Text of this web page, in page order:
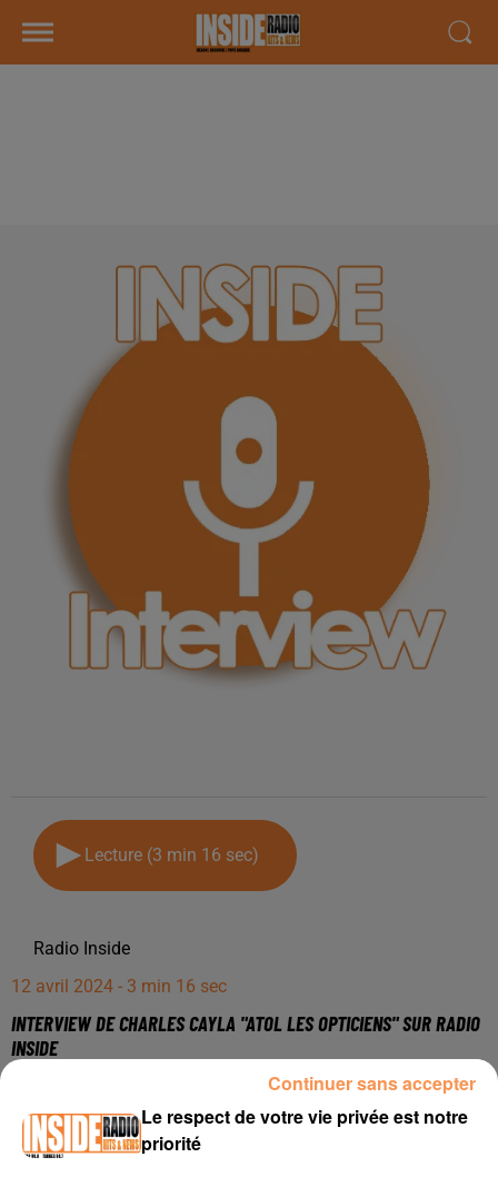
Lecture (3 min 16 sec)
Radio Inside
12 avril 2024 - 3 min 16 sec
INTERVIEW DE CHARLES CAYLA "ATOL LES OPTICIENS" SUR RADIO
INSIDE
Magasin à Lescar
Facebook :Atol mon opticien (8 Rue Ampère, Lescar)
Le respect de votre vie privée est notre
priorité
Continuer sans accepter